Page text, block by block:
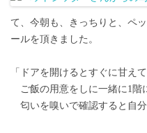
て、今朝も、きっちりと、ペ
ールを頂きました。
「ドアを開けるとすぐに甘え
ご飯の用意をしに一緒に1階
匂いを嗅いで確認すると自分